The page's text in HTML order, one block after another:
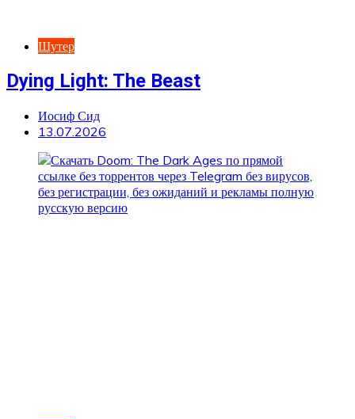
Шутер
Dying Light: The Beast
Иосиф Сид
13.07.2026